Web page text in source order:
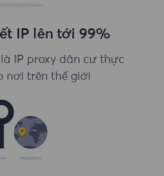
IP lên tới 99%
là IP proxy dân cư thực
nơi trên thế giới